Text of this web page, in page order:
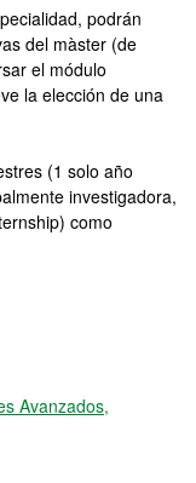
podrán
del màster (de
el módulo
la elección de una
(1 solo año
investigadora,
como
Avanzados,